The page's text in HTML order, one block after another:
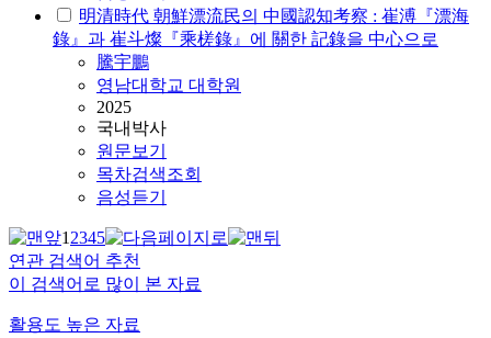
明清時代 朝鮮漂流民의 中國認知考察 : 崔溥『漂海
錄』과 崔斗燦『乘槎錄』에 關한 記錄을 中心으로
騰宇鵬
영남대학교 대학원
2025
국내박사
원문보기
목차검색조회
음성듣기
12345
연관 검색어 추천
이 검색어로 많이 본 자료
활용도 높은 자료